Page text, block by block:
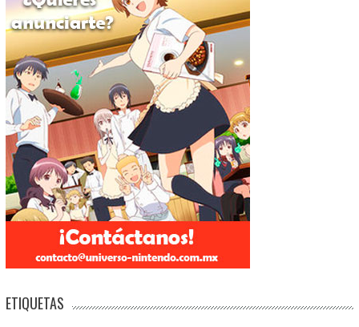
ETIQUETAS